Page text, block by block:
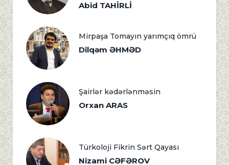
Abid TAHİRLİ
Mirpaşa Tomayın yarımçıq ömrü
Dilqəm ƏHMƏD
Şairlər kədərlənməsin
Orxan ARAS
Türkoloji Fikrin Sərt Qayası
Nizami CƏFƏROV